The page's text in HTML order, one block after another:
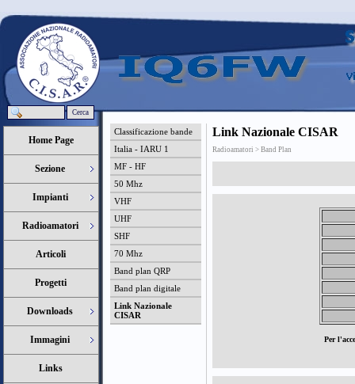
Cerca
Home Page
Sezione
Impianti
Radioamatori
Articoli
Progetti
Downloads
Immagini
Links
Link Nazionale CISAR
Radioamatori > Band Plan
Per
Classificazione bande
Italia - IARU 1
MF - HF
50 Mhz
VHF
UHF
SHF
70 Mhz
Band plan QRP
Band plan digitale
Link Nazionale
CISAR